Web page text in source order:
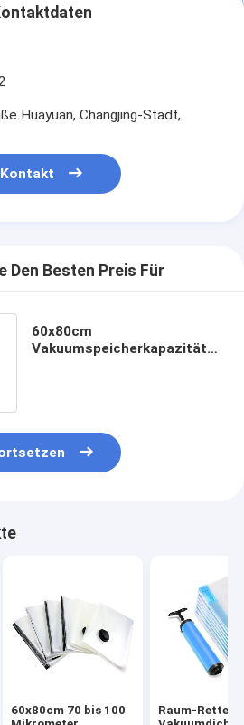
Huayuan, Changjing-Stadt,
Kontakt
Den Besten Preis Für
60x80cm
Vakuumspeicherkapazitäts-
60x80cm 70 bis 100
Raum-Retter-